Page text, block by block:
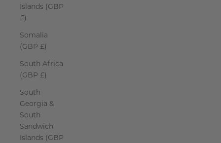
Islands (GBP
£)
Somalia
(GBP £)
South Africa
(GBP £)
South
Georgia &
South
Sandwich
Islands (GBP